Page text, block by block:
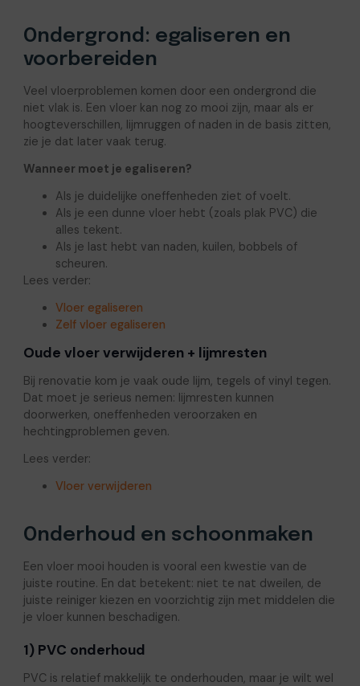
Ondergrond: egaliseren en
voorbereiden
Veel vloerproblemen komen door een ondergrond die
niet vlak is. Een vloer kan nog zo mooi zijn, maar als er
hoogteverschillen, lijmruggen of naden in de basis zitten,
zie je dat later vaak terug.
Wanneer moet je egaliseren?
Als je duidelijke oneffenheden ziet of voelt.
Als je een dunne vloer hebt (zoals plak PVC) die
alles tekent.
Als je last hebt van naden, kuilen, bobbels of
scheuren.
Lees verder:
Vloer egaliseren
Zelf vloer egaliseren
Oude vloer verwijderen + lijmresten
Bij renovatie kom je vaak oude lijm, tegels of vinyl tegen.
Dat moet je serieus nemen: lijmresten kunnen
doorwerken, oneffenheden veroorzaken en
hechtingproblemen geven.
Lees verder:
Vloer verwijderen
Onderhoud en schoonmaken
Een vloer mooi houden is vooral een kwestie van de
juiste routine. En dat betekent: niet te nat dweilen, de
juiste reiniger kiezen en voorzichtig zijn met middelen die
je vloer kunnen beschadigen.
1) PVC onderhoud
PVC is relatief makkelijk te onderhouden, maar je wilt wel